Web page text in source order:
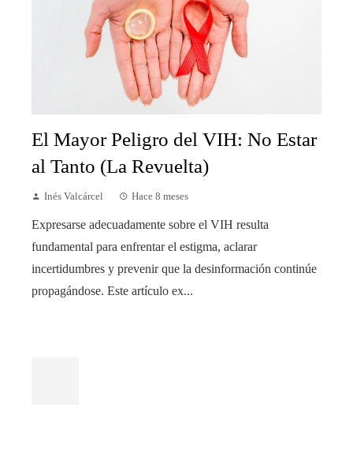
El Mayor Peligro del VIH: No Estar
al Tanto (La Revuelta)
Inés Valcárcel Hace 8 meses
Expresarse adecuadamente sobre el VIH resulta
fundamental para enfrentar el estigma, aclarar
incertidumbres y prevenir que la desinformación continúe
propagándose. Este artículo ex...